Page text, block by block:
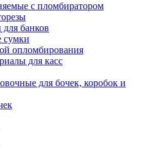
с пломбиратором
банков
сумки
опломбирования
для касс
для бочек, коробок и